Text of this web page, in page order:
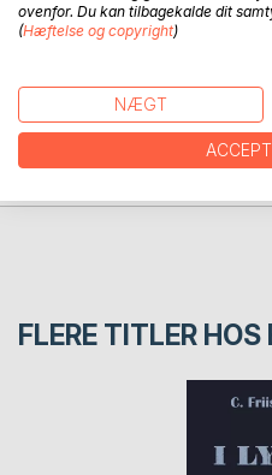
FORFATTER
PRESSEN SKRIVER
ANMELDELSER
FLERE TITLER HOS
ovenfor. Du kan tilbagekalde dit
(Hæftelse og copyright)
NÆGT